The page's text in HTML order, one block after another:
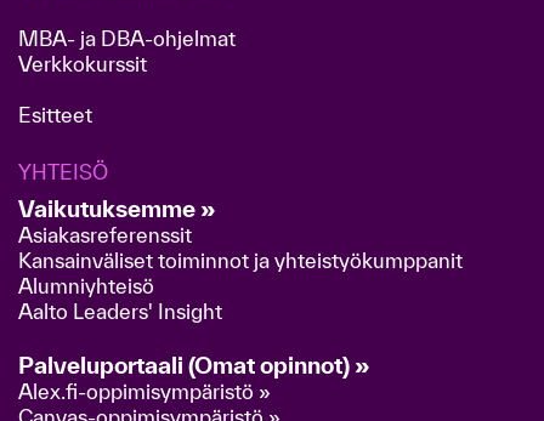
MBA- ja DBA-ohjelmat
Verkkokurssit
Esitteet
YHTEISÖ
Vaikutuksemme »
Asiakasreferenssit
Kansainväliset toiminnot ja yhteistyökumppanit
Alumniyhteisö
Aalto Leaders' Insight
Palveluportaali (Omat opinnot) »
Alex.fi-oppimisympäristö »